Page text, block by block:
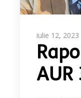
iulie 12, 2023
AUR